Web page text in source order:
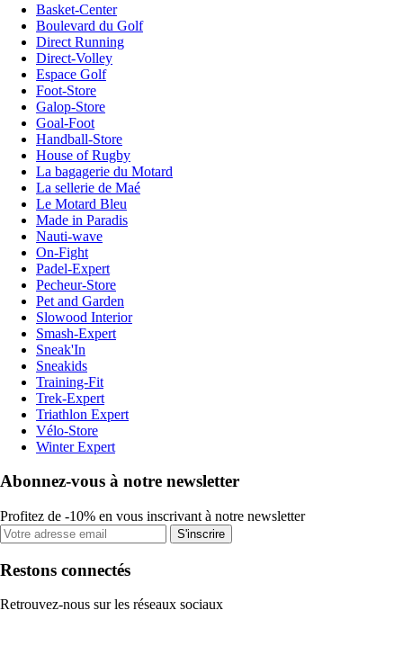
Basket-Center
Boulevard du Golf
Direct Running
Direct-Volley
Espace Golf
Foot-Store
Galop-Store
Goal-Foot
Handball-Store
House of Rugby
La bagagerie du Motard
La sellerie de Maé
Le Motard Bleu
Made in Paradis
Nauti-wave
On-Fight
Padel-Expert
Pecheur-Store
Pet and Garden
Slowood Interior
Smash-Expert
Sneak'In
Sneakids
Training-Fit
Trek-Expert
Triathlon Expert
Vélo-Store
Winter Expert
Abonnez-vous à notre newsletter
Profitez de -10% en vous inscrivant à notre newsletter
S'inscrire
Restons connectés
Retrouvez-nous sur les réseaux sociaux